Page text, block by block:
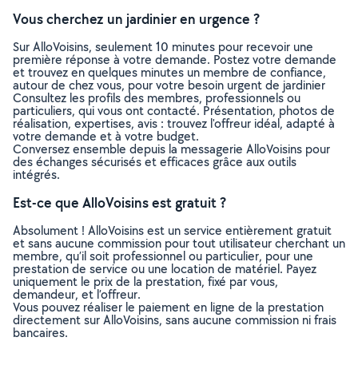
Vous cherchez un jardinier en urgence ?
Sur AlloVoisins, seulement 10 minutes pour recevoir une
première réponse à votre demande. Postez votre demande
et trouvez en quelques minutes un membre de confiance,
autour de chez vous, pour votre besoin urgent de jardinier
Consultez les profils des membres, professionnels ou
particuliers, qui vous ont contacté. Présentation, photos de
réalisation, expertises, avis : trouvez l'offreur idéal, adapté à
votre demande et à votre budget.
Conversez ensemble depuis la messagerie AlloVoisins pour
des échanges sécurisés et efficaces grâce aux outils
intégrés.
Est-ce que AlloVoisins est gratuit ?
Absolument ! AlloVoisins est un service entièrement gratuit
et sans aucune commission pour tout utilisateur cherchant un
membre, qu’il soit professionnel ou particulier, pour une
prestation de service ou une location de matériel. Payez
uniquement le prix de la prestation, fixé par vous,
demandeur, et l’offreur.
Vous pouvez réaliser le paiement en ligne de la prestation
directement sur AlloVoisins, sans aucune commission ni frais
bancaires.